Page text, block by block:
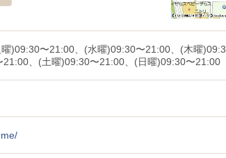
)09:30〜21:00、(水曜)09:30〜21:00、(木曜)09:3
、(土曜)09:30〜21:00、(日曜)09:30〜21:00